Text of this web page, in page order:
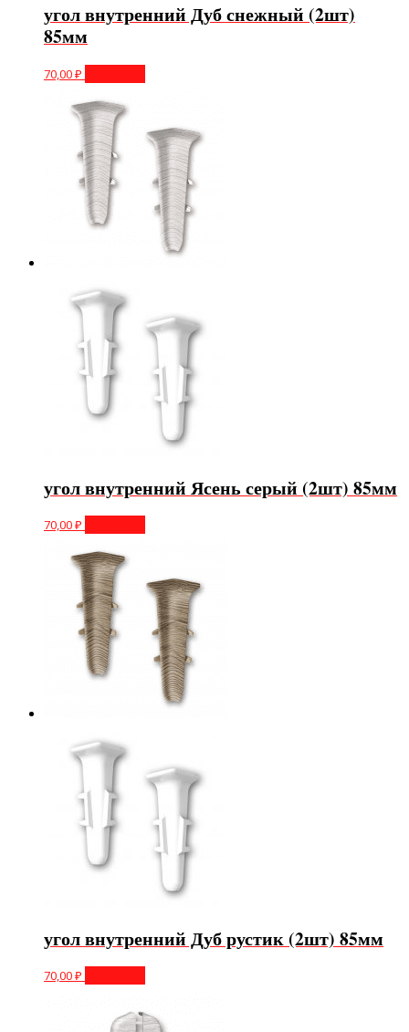
угол внутренний Дуб снежный (2шт)
85мм
70,00₽
угол внутренний Ясень серый (2шт) 85мм
70,00₽
угол внутренний Дуб рустик (2шт) 85мм
70,00₽